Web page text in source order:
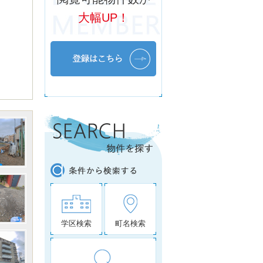
大幅UP！
学区検索 町名検索